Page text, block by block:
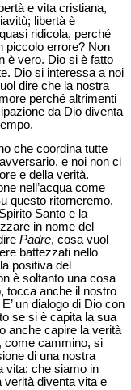
e vita cristiana,
libertà è
ridicola, perché
piccolo errore? Non
è vero. Dio si è fatto
Dio si interessa a noi
dire che la nostra
perché altrimenti
da Dio diventa
che coordina tutte
e noi non ci
e della verità.
nell’acqua come
questo ritorneremo.
Santo e la
in nome del
Padre, cosa vuol
battezzati nello
positiva del
è soltanto una cosa
tocca anche il nostro
un dialogo di Dio con
se si è capita la sua
anche capire la verità
come cammino, si
di una nostra
vita: che siamo in
diventa vita e